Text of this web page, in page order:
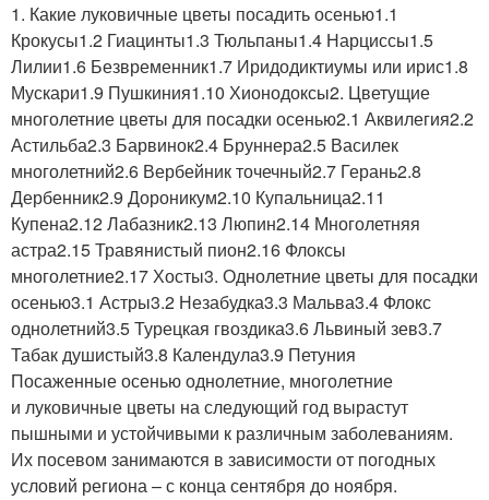
1. Какие луковичные цветы посадить осенью1.1
Крокусы1.2 Гиацинты1.3 Тюльпаны1.4 Нарциссы1.5
Лилии1.6 Безвременник1.7 Иридодиктиумы или ирис1.8
Мускари1.9 Пушкиния1.10 Хионодоксы2. Цветущие
многолетние цветы для посадки осенью2.1 Аквилегия2.2
Астильба2.3 Барвинок2.4 Бруннера2.5 Василек
многолетний2.6 Вербейник точечный2.7 Герань2.8
Дербенник2.9 Дороникум2.10 Купальница2.11
Купена2.12 Лабазник2.13 Люпин2.14 Многолетняя
астра2.15 Травянистый пион2.16 Флоксы
многолетние2.17 Хосты3. Однолетние цветы для посадки
осенью3.1 Астры3.2 Незабудка3.3 Мальва3.4 Флокс
однолетний3.5 Турецкая гвоздика3.6 Львиный зев3.7
Табак душистый3.8 Календула3.9 Петуния
Посаженные осенью однолетние, многолетние
и луковичные цветы на следующий год вырастут
пышными и устойчивыми к различным заболеваниям.
Их посевом занимаются в зависимости от погодных
условий региона – с конца сентября до ноября.